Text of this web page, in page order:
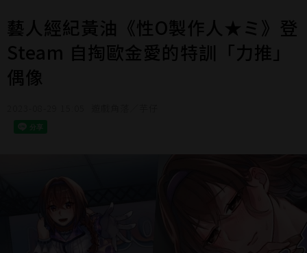
藝人經紀黃油《性O製作人★ミ》登
Steam 自掏歐金愛的特訓「力推」
偶像